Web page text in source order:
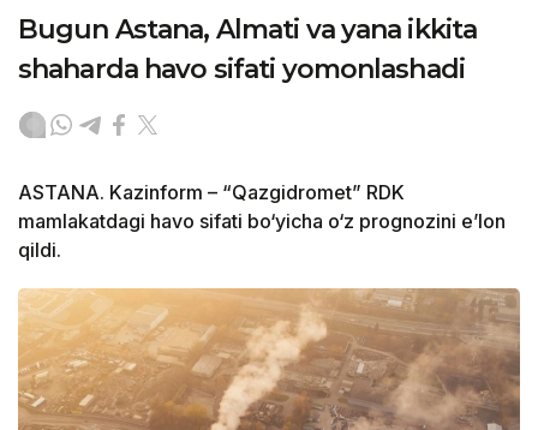
Bugun Astana, Almati va yana ikkita
shaharda havo sifati yomonlashadi
ASTANA. Kazinform – “Qazgidromet” RDK
mamlakatdagi havo sifati bo‘yicha o‘z prognozini e’lon
qildi.